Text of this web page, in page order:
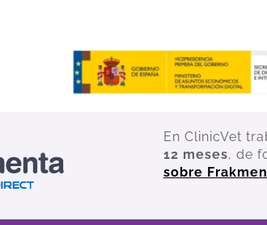
En ClinicVet
12 meses, de
sobre